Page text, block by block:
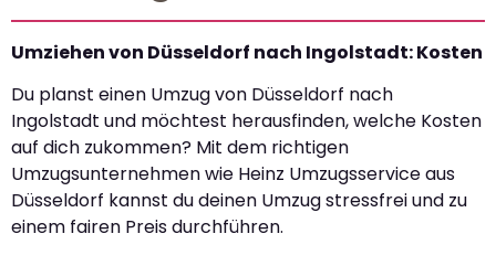
Umziehen von Düsseldorf nach Ingolstadt: Kosten
Du planst einen Umzug von Düsseldorf nach
Ingolstadt und möchtest herausfinden, welche Kosten
auf dich zukommen? Mit dem richtigen
Umzugsunternehmen wie Heinz Umzugsservice aus
Düsseldorf kannst du deinen Umzug stressfrei und zu
einem fairen Preis durchführen.